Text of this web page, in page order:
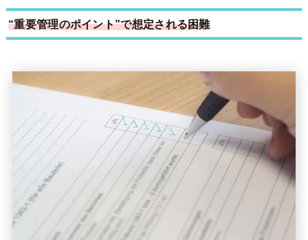
“重要管理のポイント”で想定される困難